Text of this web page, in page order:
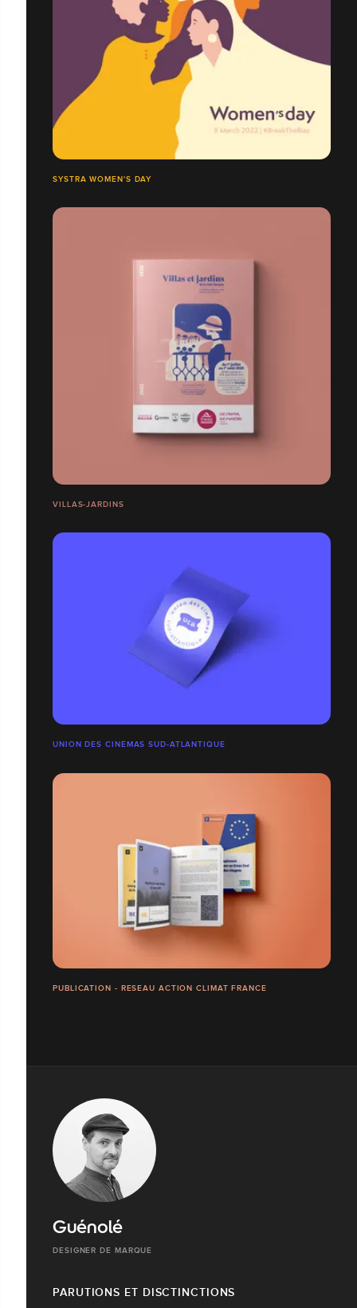
SYSTRA WOMEN'S DAY
VILLAS-JARDINS
UNION DES CINÉMAS SUD-ATLANTIQUE
PUBLICATION - RESEAU ACTION CLIMAT FRANCE
Guénolé
DESIGNER DE MARQUE
PARUTIONS ET DISCTINCTIONS